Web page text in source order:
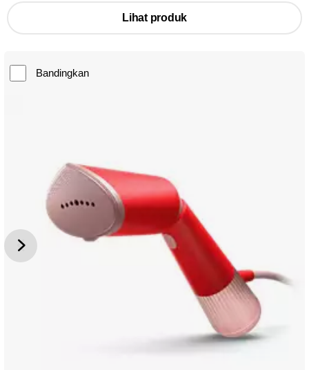
Lihat produk
Bandingkan